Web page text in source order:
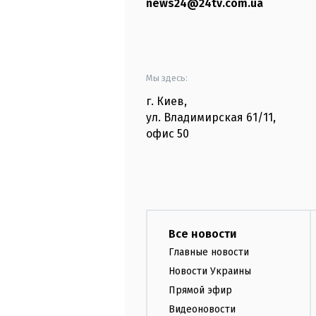
news24@24tv.com.ua
Мы здесь:
г. Киев,
ул. Владимирская 61/11,
офис 50
Все новости
Главные новости
Новости Украины
Прямой эфир
Видеоновости